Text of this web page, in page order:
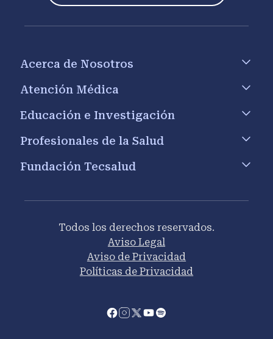
Acerca de Nosotros
Atención Médica
Educación e Investigación
Profesionales de la Salud
Fundación Tecsalud
Todos los derechos reservados.
Aviso Legal
Aviso de Privacidad
Políticas de Privacidad